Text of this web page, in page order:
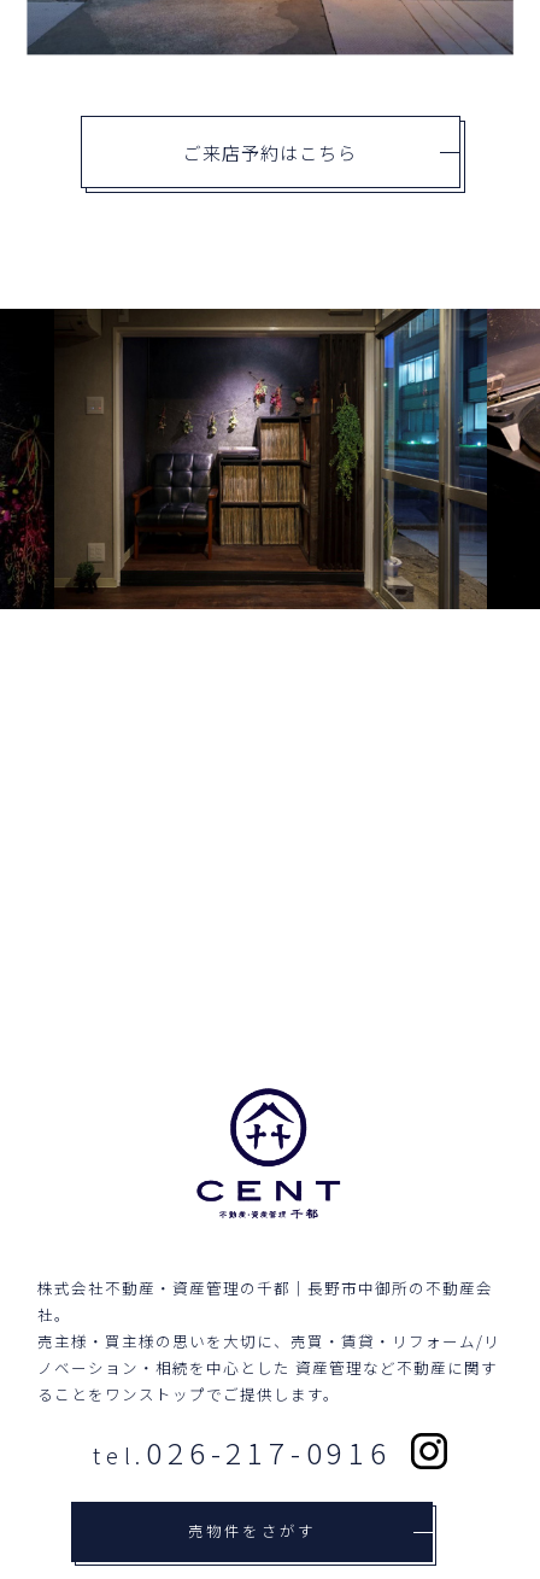
ご来店予約はこちら
株式会社不動産・資産管理の千都｜長野市中御所の不動産会
社。
売主様・買主様の思いを大切に、売買・賃貸・リフォーム/リ
ノベーション・相続を中心とした 資産管理など不動産に関す
ることをワンストップでご提供します。
tel. 026-217-0916
売物件をさがす